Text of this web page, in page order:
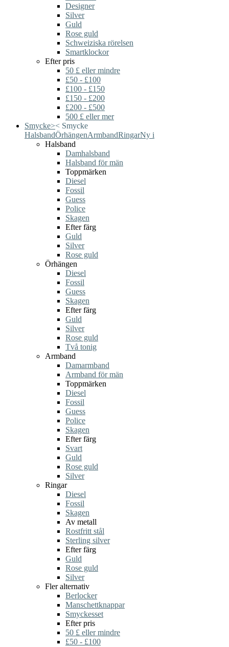
Designer
Silver
Guld
Rose guld
Schweiziska rörelsen
Smartklockor
Efter pris
50 £ eller mindre
£50 - £100
£100 - £150
£150 - £200
£200 - £500
500 £ eller mer
Smycke>< Smycke
HalsbandÖrhängenArmbandRingarNy i
Halsband
Damhalsband
Halsband för män
Toppmärken
Diesel
Fossil
Guess
Police
Skagen
Efter färg
Guld
Silver
Rose guld
Örhängen
Diesel
Fossil
Guess
Skagen
Efter färg
Guld
Silver
Rose guld
Två tonig
Armband
Damarmband
Armband för män
Toppmärken
Diesel
Fossil
Guess
Police
Skagen
Efter färg
Svart
Guld
Rose guld
Silver
Ringar
Diesel
Fossil
Skagen
Av metall
Rostfritt stål
Sterling silver
Efter färg
Guld
Rose guld
Silver
Fler alternativ
Berlocker
Manschettknappar
Smyckesset
Efter pris
50 £ eller mindre
£50 - £100